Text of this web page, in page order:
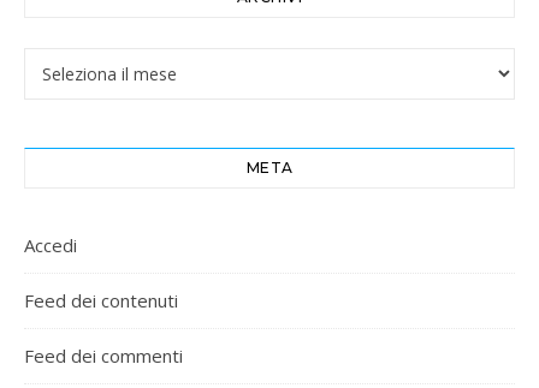
Archivi
META
Accedi
Feed dei contenuti
Feed dei commenti